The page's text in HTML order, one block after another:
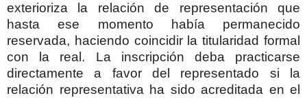
exterioriza la relación de representación que
hasta ese momento había permanecido
reservada, haciendo coincidir la titularidad formal
con la real. La inscripción deba practicarse
directamente a favor del representado si la
relación representativa ha sido acreditada en el